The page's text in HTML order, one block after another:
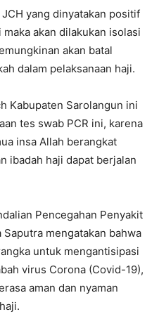
yang dinyatakan positif
akan dilakukan isolasi
akan batal
dalam pelaksanaan haji.
Kabupaten Sarolangun ini
tes swab PCR ini, karena
insa Allah berangkat
ibadah haji dapat berjalan
Pencegahan Penyakit
mengatakan bahwa
untuk mengantisipasi
virus Corona (Covid-19),
aman dan nyaman